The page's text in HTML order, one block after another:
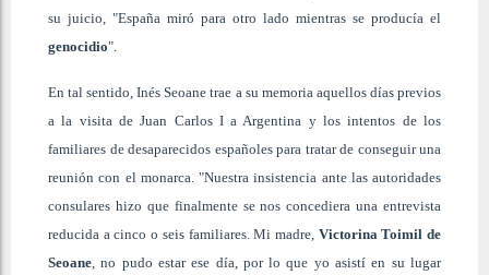
su juicio, "España miró para otro lado mientras se producía el
genocidio".
En tal sentido, Inés Seoane trae a su memoria aquellos días previos
a la visita de Juan Carlos I a Argentina y los intentos de los
familiares de desaparecidos españoles para tratar de conseguir una
reunión con el monarca. "Nuestra insistencia ante las autoridades
consulares hizo que finalmente se nos concediera una entrevista
reducida a cinco o seis familiares. Mi madre, Victorina Toimil de
Seoane, no pudo estar ese día, por lo que yo asistí en su lugar